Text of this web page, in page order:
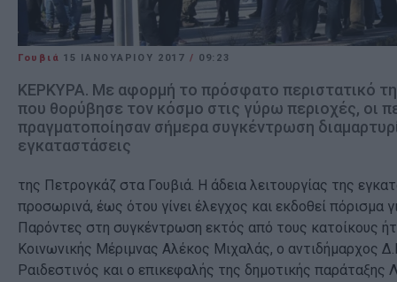
Γουβιά 15 ΙΑΝΟΥΑΡΊΟΥ 2017 / 09:23
ΚΕΡΚΥΡΑ. Με αφορμή το πρόσφατο περιστατικό
που θορύβησε τον κόσμο στις γύρω περιοχές, οι
πραγματοποίησαν σήμερα συγκέντρωση
εγκαταστάσεις
της Πετρογκάζ στα Γουβιά. Η άδεια λειτουργίας της
προσωρινά, έως ότου γίνει έλεγχος και εκδοθεί πόρισμα
Παρόντες στη συγκέντρωση εκτός από τους κατοίκους
Κοινωνικής Μέριμνας Αλέκος Μιχαλάς, ο αντιδήμαρχος
Ραιδεστινός και ο επικεφαλής της δημοτικής